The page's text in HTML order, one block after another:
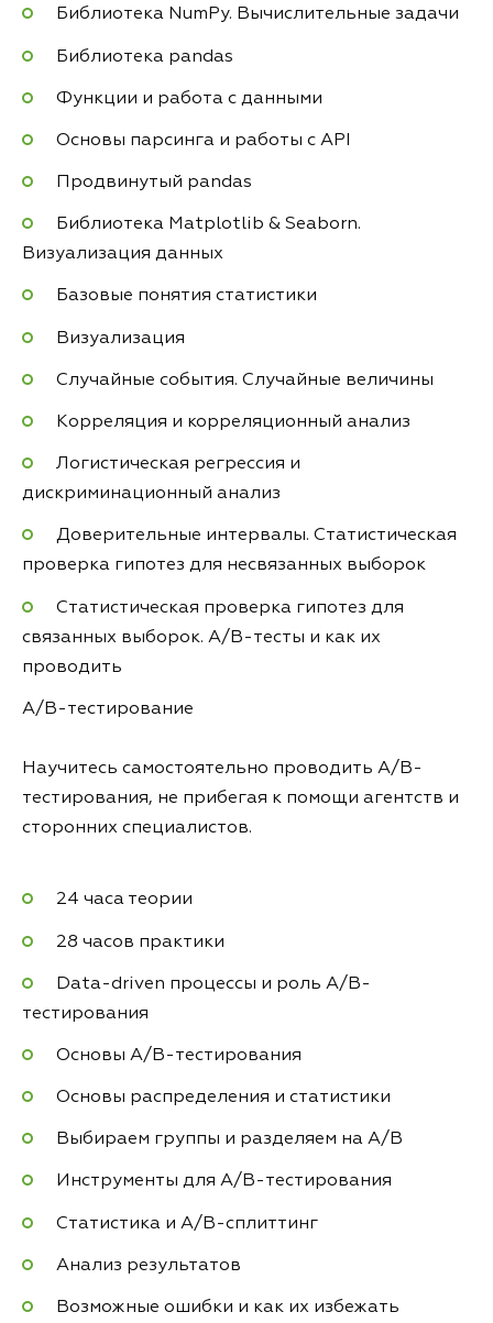
Библиотека NumPy. Вычислительные задачи
Библиотека pandas
Функции и работа с данными
Основы парсинга и работы с API
Продвинутый pandas
Библиотека Matplotlib & Seaborn.
Визуализация данных
Базовые понятия статистики
Визуализация
Случайные события. Случайные величины
Корреляция и корреляционный анализ
Логистическая регрессия и
дискриминационный анализ
Доверительные интервалы. Статистическая
проверка гипотез для несвязанных выборок
Статистическая проверка гипотез для
связанных выборок. A/B-тесты и как их
проводить
A/B-тестирование
Научитесь самостоятельно проводить A/B-
тестирования, не прибегая к помощи агентств и
сторонних специалистов.
24 часа теории
28 часов практики
Data-driven процессы и роль A/B-
тестирования
Основы A/B-тестирования
Основы распределения и статистики
Выбираем группы и разделяем на A/B
Инструменты для А/B-тестирования
Статистика и А/B-сплиттинг
Анализ результатов
Возможные ошибки и как их избежать